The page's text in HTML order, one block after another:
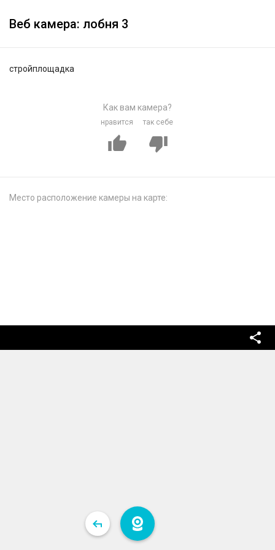
Веб камера: лобня 3
стройплощадка
Как вам камера?
нравится так себе
Место расположение камеры на карте: